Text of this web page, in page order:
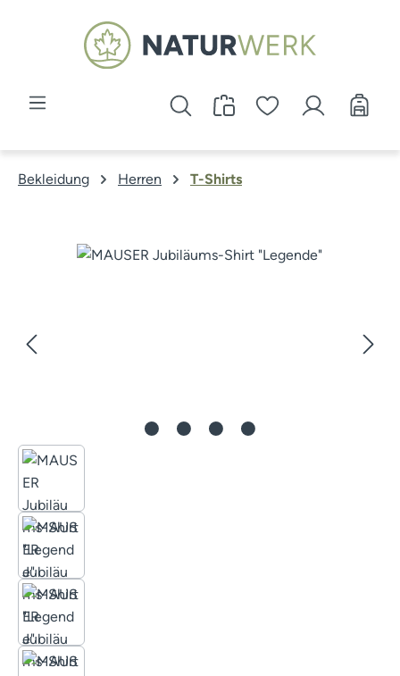
Zum Hauptinhalt springen
Bekleidung Herren T-Shirts
Bildergalerie überspringen